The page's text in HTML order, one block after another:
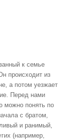
к семье
происходит из
а потом уезжает
Перед нами
можно понять по
с братом,
и ранимый,
(например,